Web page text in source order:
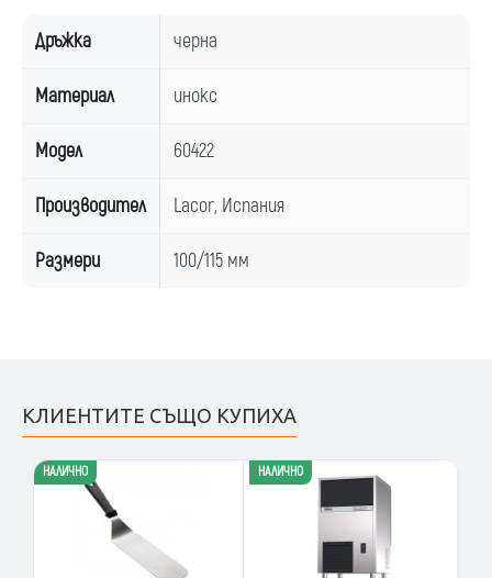
Дръжка черна
Материал инокс
Модел 60422
Производител Lacor, Испания
Размери 100/115 мм
КЛИЕНТИТЕ СЪЩО КУПИХА
НАЛИЧНО НАЛИЧНО